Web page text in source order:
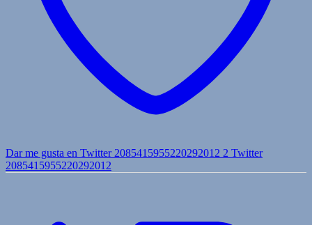
Dar me gusta en Twitter 2085415955220292012 2 Twitter
2085415955220292012